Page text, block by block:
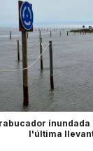
inundada
l'última